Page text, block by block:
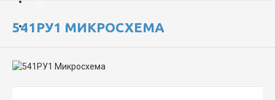
541РУ1 МИКРОСХЕМА